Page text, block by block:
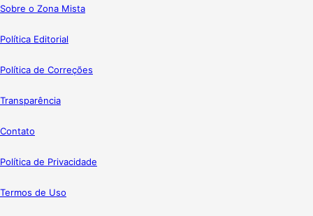
Sobre o Zona Mista
Política Editorial
Política de Correções
Transparência
Contato
Política de Privacidade
Termos de Uso